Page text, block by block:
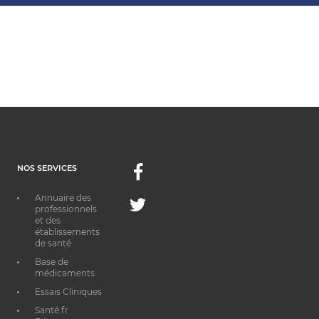
NOS SERVICES
Annuaire des
professionnels
et des
établissements
de santé
Base de
médicaments
Essais Cliniques
Santé.fr
Facebook
Twitter